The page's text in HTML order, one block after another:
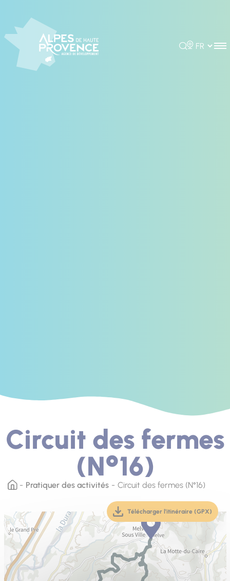
Rechercher
Choisir la
Circuit des fermes
(N°16)
Pratiquer des activités Circuit des fermes (N°16)
Télécharger l'itinéraire (GPX)
(téléchargement,